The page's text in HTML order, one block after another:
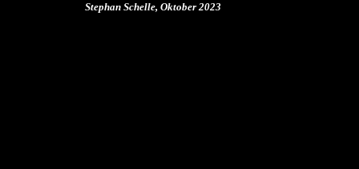
Stephan Schelle, Oktober 2023